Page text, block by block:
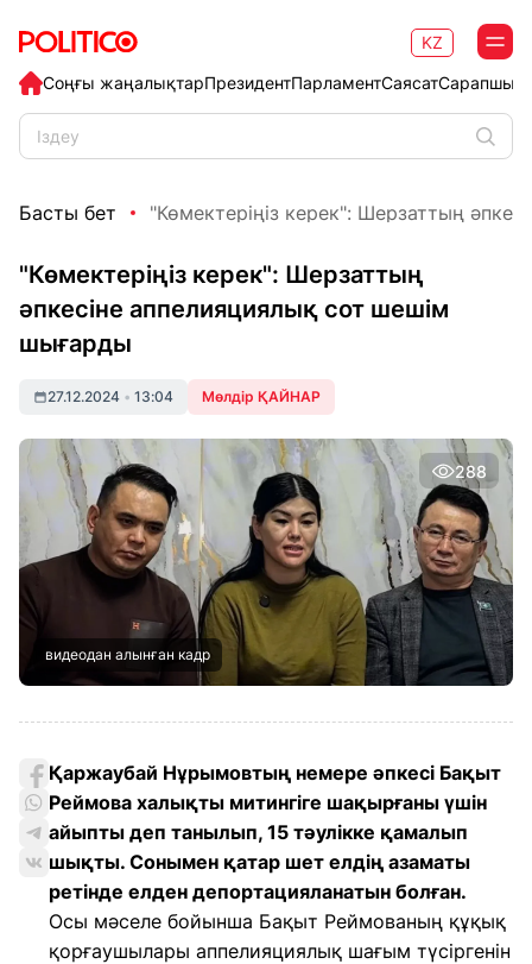
Соңғы жаңалықтарПрезидентПарламентСаясат
KZ
Басты бет "Көмектеріңіз керек": Шерзаттың
"Көмектеріңіз керек": Шерзаттың
әпкесіне аппелияциялық сот шешім
шығарды
27.12.2024 • 13:04 Мөлдір ҚАЙНАР
288
видеодан алынған кадр
Қаржаубай Нұрымовтың немере әпкесі Бақыт
Реймова халықты митингіге шақырғаны үшін
айыпты деп танылып, 15 тәулікке қамалып
шықты. Сонымен қатар шет елдің азаматы
ретінде елден депортацияланатын болған.
Осы мәселе бойынша Бақыт Реймованың құқық
қорғаушылары аппелияциялық шағым түсіргенін